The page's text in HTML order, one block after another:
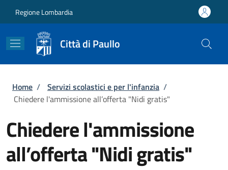
Regione Lombardia
Città di Paullo
Briciole di pane
Home / Servizi scolastici e per l'infanzia /
Chiedere l'ammissione all’offerta "Nidi gratis"
Chiedere l'ammissione
all’offerta "Nidi gratis"